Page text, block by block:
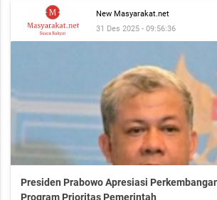
New Masyarakat.net
31 Des 2025 - 09:56:36
Presiden Prabowo Apresiasi
Program Prioritas Pemerintah